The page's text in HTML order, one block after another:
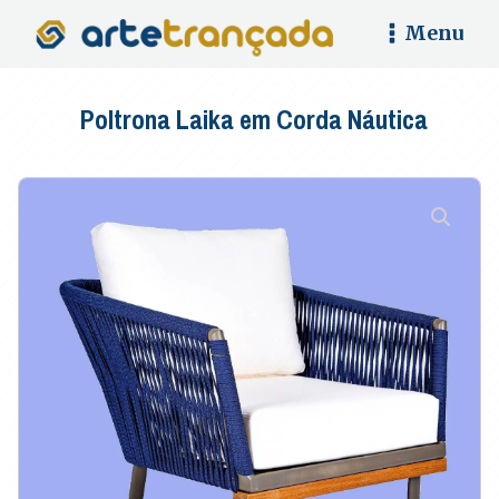
Menu
Poltrona Laika em Corda Náutica